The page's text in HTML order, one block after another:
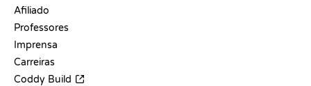
Afiliado
Professores
Imprensa
Carreiras
Coddy Build